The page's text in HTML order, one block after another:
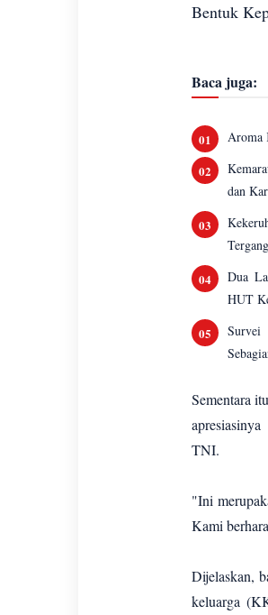
Bentuk
Baca juga:
Aroma
dan
Dua
HUT
Survei
Sementara
TNI.
"Ini
Kami
Dijelaskan,
keluarga